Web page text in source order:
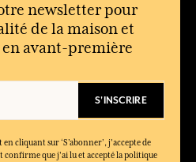
newsletter pour
de la maison et
avant-première
S'INSCRIRE
cliquant sur ‘S’abonner’, j'accepte de
confirme que j'ai lu et accepté la politique